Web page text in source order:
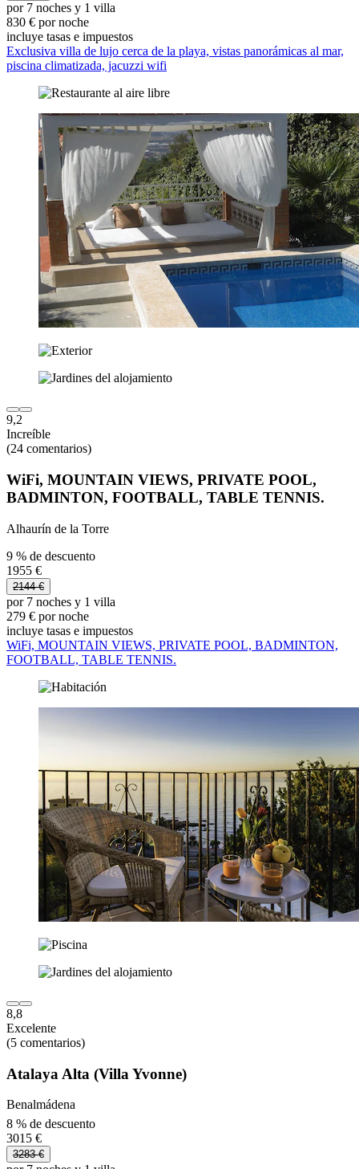
por 7 noches y 1 villa
830 € por noche
incluye tasas e impuestos
Exclusiva villa de lujo cerca de la playa, vistas panorámicas al mar,
piscina climatizada, jacuzzi wifi
9,2
Increíble
(24 comentarios)
WiFi, MOUNTAIN VIEWS, PRIVATE POOL,
BADMINTON, FOOTBALL, TABLE TENNIS.
Alhaurín de la Torre
9 % de descuento
1955 €
2144 €
por 7 noches y 1 villa
279 € por noche
incluye tasas e impuestos
WiFi, MOUNTAIN VIEWS, PRIVATE POOL, BADMINTON,
FOOTBALL, TABLE TENNIS.
8,8
Excelente
(5 comentarios)
Atalaya Alta (Villa Yvonne)
Benalmádena
8 % de descuento
3015 €
3283 €